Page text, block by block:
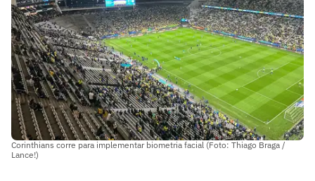
Corinthians corre para implementar biometria facial (Foto: Thiago Braga /
Lance!)